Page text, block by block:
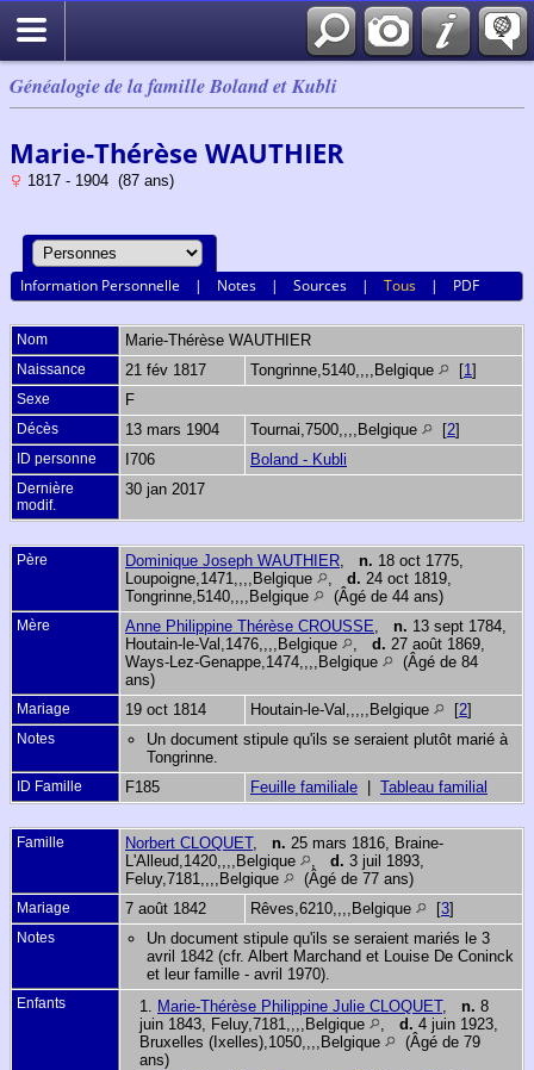
Généalogie de la famille Boland et Kubli
Marie-Thérèse WAUTHIER
1817 - 1904 (87 ans)
Information Personnelle | Notes |Sources |Tous | PDF
Nom Marie-Thérèse WAUTHIER
Naissance 21 fév 1817 Tongrinne,5140,,,,Belgique [1 ]
Sexe F
Décès 13 mars 1904 Tournai,7500,,,,Belgique [2]
ID personne I706 Boland - Kubli
Dernière
modif.
30 jan 2017
Père Dominique Joseph WAUTHIER n. 18 oct 1775,
Loupoigne,1471,,,,Belgique
d. 24 oct 1819,
Tongrinne,5140,,,,Belgique
(Âgé de 44 ans)
Mère Anne Philippine Thérèse CROUSSE n. 13 sept 1784,
Houtain-le-Val,1476,,,,Belgique
d. 27 août 1869,
Ways-Lez-Genappe,1474,,,,Belgique
(Âgé de 84
ans)
Mariage 19 oct 1814 Houtain-le-Val,,,,,Belgique [2]
Notes
Un document stipule qu'ils se seraient plutôt marié à
Tongrinne.
ID Famille F185 Feuille familiale Tableau familial
Famille Norbert CLOQUET, n. 25 mars 1816, Braine-
L'Alleud,1420,,,,Belgique
d. 3 juil 1893,
Feluy,7181,,,,Belgique
(Âgé de 77 ans)
Mariage 7 août 1842 Rêves,6210,,,,Belgique [3]
Notes
Un document stipule qu'ils se seraient mariés le 3
avril 1842 (cfr. Albert Marchand et Louise De Coninck
et leur famille - avril 1970).
Enfants 1. Marie-Thérèse Philippine Julie CLOQUET, n. 8
juin 1843, Feluy,7181,,,,Belgique
d. 4 juin 1923,
Bruxelles (Ixelles),1050,,,,Belgique
(Âgé de 79
ans)